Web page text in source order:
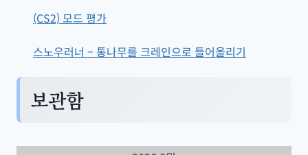
(CS2) 모드 평가
스노우러너 – 통나무를 크레인으로 들어올리기
보관함